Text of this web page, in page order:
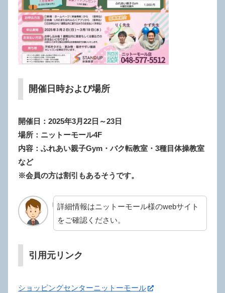
開催日時および場所
開催日：2025年3月22日～23日
場所：ニットーモール4F
内容：ふれあい親子Gym・バク転教室・3種目体操教室
など
※会員の方は割引もあるそうです。
詳細情報はニットーモール様のwebサイト
をご確認ください。
引用元リンク
ショッピングセンターニットーモール